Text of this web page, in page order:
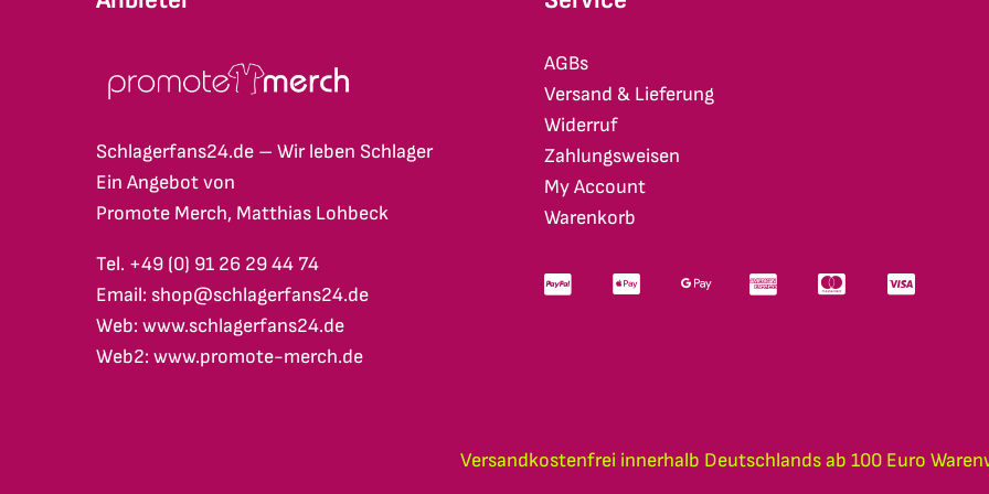
Schlagerfans24.de – Wir leben Schlager
Ein Angebot von
Promote Merch, Matthias Lohbeck
Tel. +49 (0) 91 26 29 44 74
Email: shop@schlagerfans24.de
Web: www.schlagerfans24.de
Web2: www.promote-merch.de
AGBs
Versand & Lieferung
Widerruf
Zahlungsweisen
My Account
Warenkorb
Versandkostenfrei innerhalb Deutschlands ab 100 Euro